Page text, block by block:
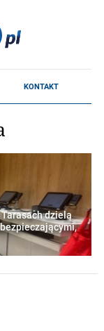
Tarasach dzielą